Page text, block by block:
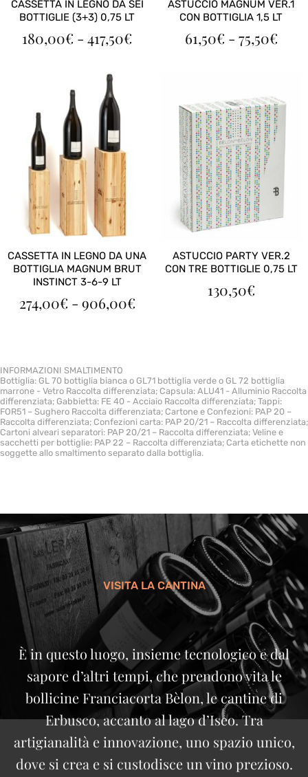
CASSETTA IN LEGNO DA SEI
BOTTIGLIE (3+3) 0,75 LT
180,00€ - 417,50€
ASTUCCIO MAGNUM VER.1
CON BOTTIGLIA 1,5 LT
61,50€ - 75,50€
DI
A
CASSETTA IN LEGNO DA UNA
BOTTIGLIA MAGNUM BRUT
INSTINCT 3-6-9 LT
274,00€ - 906,00€FASCIA
906,00€
ASTUCCIO PARTY VER.2
CON TRE BOTTIGLIE 0,75 LT
130,50€
INFORMAZIONI SMALTIMENTO
Bottiglia: GL 70 bottiglia bianca o GL71 bottiglia verde o GL 72 bottiglia
marrone - Vetro Raccolta differenziata; Capsula: ALU41 - Alluminio Raccolta
differenziata; Gabbietta: FE 40 - Acciaio Raccolta differenziata; Tappi:
FOR51 – Sughero Raccolta differenziata; Cartone e Confezioni: PAP 20 –
Raccolta differenziata; Confezioni carta: PAP 20/21 – Raccolta differenziata;
Cartoni alveari separatori: PAP 20/21 – Raccolta differenziata; Veline e
sacchetti per bottiglie: PAP 22 – Raccolta differenziata; Carta etichette non
soggette allo smaltimento separato dalla bottiglia.
VISITA LA CANTINA
È in questo luogo, insieme tecnologico e dal
sapore d’altri tempi, che prendono vita le
bollicine Franciacorta Bèlon, le cantine di
Erbusco, accanto al lago d’Iseo. Tra
artigianalità e innovazione, uno spazio unico,
dove si crea e si custodisce un vino prezioso.